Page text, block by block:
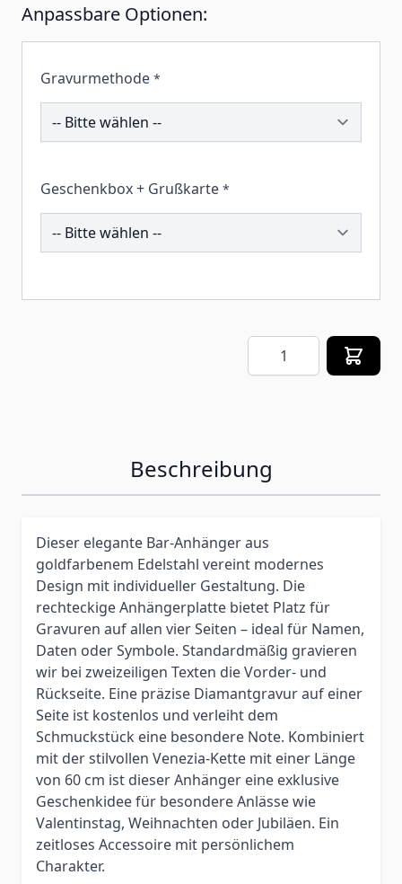
Anpassbare Optionen:
Gravurmethode *
260898
Geschenkbox + Grußkarte *
260457
Menge
Beschreibung
Dieser elegante Bar-Anhänger aus
goldfarbenem Edelstahl vereint modernes
Design mit individueller Gestaltung. Die
rechteckige Anhängerplatte bietet Platz für
Gravuren auf allen vier Seiten – ideal für Namen,
Daten oder Symbole. Standardmäßig gravieren
wir bei zweizeiligen Texten die Vorder- und
Rückseite. Eine präzise Diamantgravur auf einer
Seite ist kostenlos und verleiht dem
Schmuckstück eine besondere Note. Kombiniert
mit der stilvollen Venezia-Kette mit einer Länge
von 60 cm ist dieser Anhänger eine exklusive
Geschenkidee für besondere Anlässe wie
Valentinstag, Weihnachten oder Jubiläen. Ein
zeitloses Accessoire mit persönlichem
Charakter.